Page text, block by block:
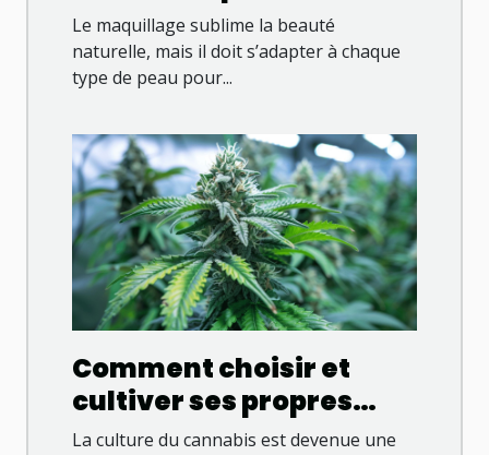
maquillage adaptés à
chaque type de peau
Le maquillage sublime la beauté
naturelle, mais il doit s’adapter à chaque
type de peau pour...
Comment choisir et
cultiver ses propres
variétés de cannabis en
La culture du cannabis est devenue une